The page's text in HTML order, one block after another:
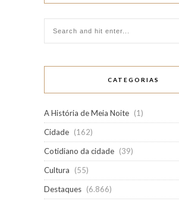
CATEGORIAS
A História de Meia Noite (1)
Cidade (162)
Cotidiano da cidade (39)
Cultura
(55)
Destaques (6.866)